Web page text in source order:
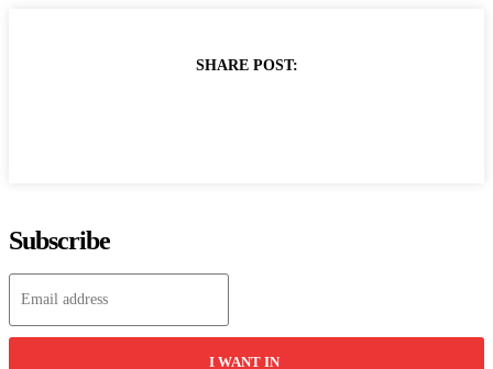
SHARE POST:
Subscribe
I WANT IN